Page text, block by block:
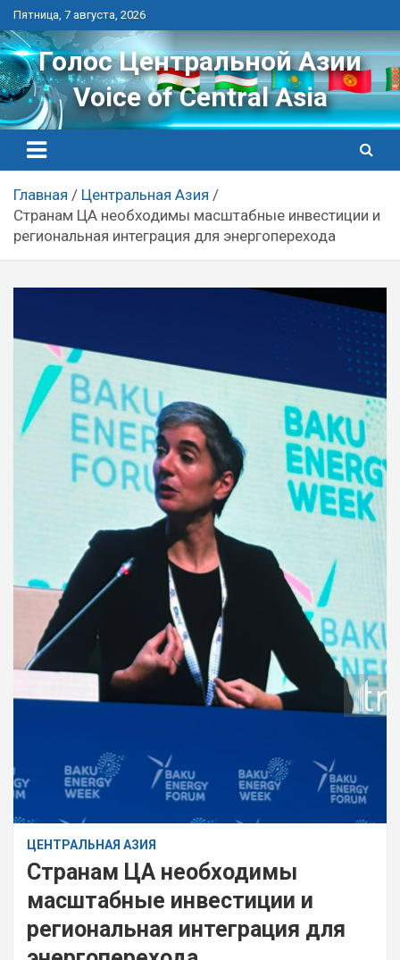
Перейти
к
контенту
Пятница, 7 августа, 2026
Голос Центральной Азии
Voice of Central Asia
Главная
Центральная Азия
Странам ЦА необходимы масштабные инвестиции и
региональная интеграция для энергоперехода
ЦЕНТРАЛЬНАЯ АЗИЯ
Странам ЦА необходимы
масштабные инвестиции и
региональная интеграция для